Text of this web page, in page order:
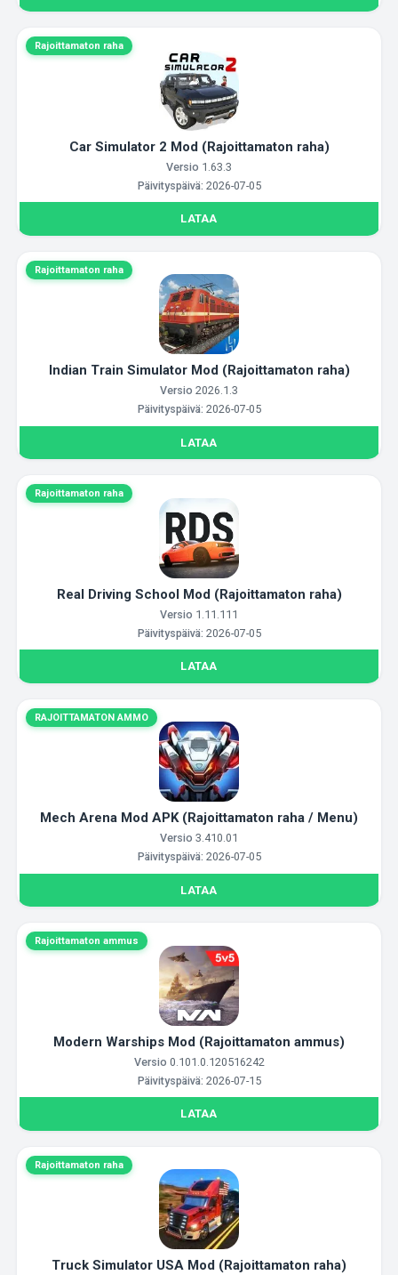
Rajoittamaton raha
Car Simulator 2 Mod (Rajoittamaton raha)
Versio 1.63.3
Päivityspäivä: 2026-07-05
LATAA
Rajoittamaton raha
Indian Train Simulator Mod (Rajoittamaton raha)
Versio 2026.1.3
Päivityspäivä: 2026-07-05
LATAA
Rajoittamaton raha
Real Driving School Mod (Rajoittamaton raha)
Versio 1.11.111
Päivityspäivä: 2026-07-05
LATAA
RAJOITTAMATON AMMO
Mech Arena Mod APK (Rajoittamaton raha / Menu)
Versio 3.410.01
Päivityspäivä: 2026-07-05
LATAA
Rajoittamaton ammus
Modern Warships Mod (Rajoittamaton ammus)
Versio 0.101.0.120516242
Päivityspäivä: 2026-07-15
LATAA
Rajoittamaton raha
Truck Simulator USA Mod (Rajoittamaton raha)